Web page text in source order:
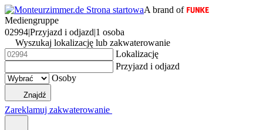
A brand of
Mediengruppe
02994|Przyjazd i odjazd|1 osoba
Wyszukaj lokalizację lub zakwaterowanie
Lokalizację
Przyjazd i odjazd
Osoby
Znajdź
Zareklamuj zakwaterowanie